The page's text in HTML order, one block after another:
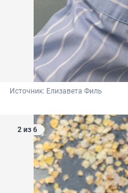
Источник: Елизавета Филь
2 из 6